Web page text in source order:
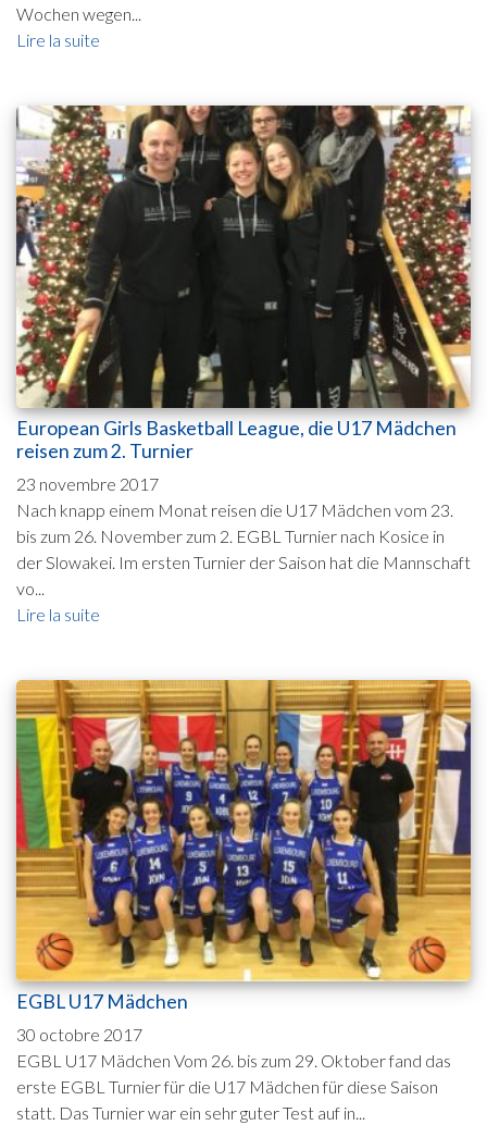
Wochen wegen...
Lire la suite
European Girls Basketball League, die U17 Mädchen
reisen zum 2. Turnier
23 novembre 2017
Nach knapp einem Monat reisen die U17 Mädchen vom 23.
bis zum 26. November zum 2. EGBL Turnier nach Kosice in
der Slowakei. Im ersten Turnier der Saison hat die Mannschaft
vo...
Lire la suite
EGBL U17 Mädchen
30 octobre 2017
EGBL U17 Mädchen Vom 26. bis zum 29. Oktober fand das
erste EGBL Turnier für die U17 Mädchen für diese Saison
statt. Das Turnier war ein sehr guter Test auf in...